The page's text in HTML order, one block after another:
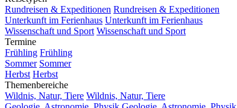
Rundreisen & Expeditionen Rundreisen & Expeditionen
Unterkunft im Ferienhaus Unterkunft im Ferienhaus
Wissenschaft und Sport Wissenschaft und Sport
Termine
Frühling Frühling
Sommer Sommer
Herbst Herbst
Themenbereiche
Wildnis, Natur, Tiere Wildnis, Natur, Tiere